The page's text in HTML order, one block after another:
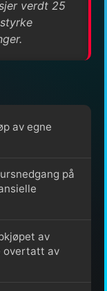
verdt 25
av egne
på
av
overtatt av